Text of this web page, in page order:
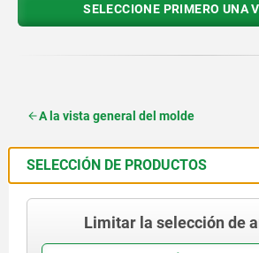
SELECCIONE PRIMERO UNA
A la vista general del molde
SELECCIÓN DE PRODUCTOS
Limitar la selección de